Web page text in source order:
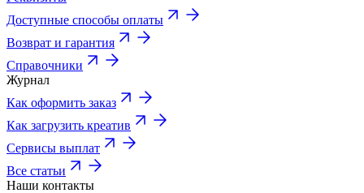
Доступные способы оплаты
Возврат и гарантия
Справочники
Журнал
Как оформить заказ
Как загрузить креатив
Сервисы выплат
Все статьи
Наши контакты